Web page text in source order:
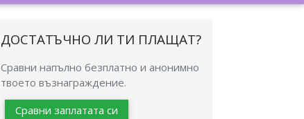
ДОСТАТЪЧНО ЛИ ТИ ПЛАЩАТ?
Сравни напълно безплатно и анонимно
твоето възнаграждение.
Сравни заплатата си